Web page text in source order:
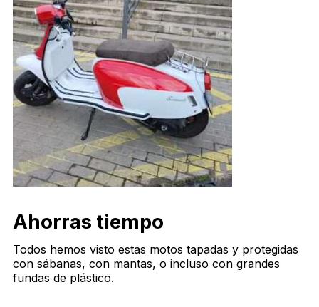
Ahorras tiempo
Todos hemos visto estas motos tapadas y protegidas
con sábanas, con mantas, o incluso con grandes
fundas de plástico.